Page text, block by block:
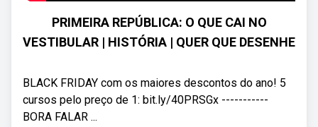
PRIMEIRA REPÚBLICA: O QUE CAI NO
VESTIBULAR | HISTÓRIA | QUER QUE DESENHE
BLACK FRIDAY com os maiores descontos do ano! 5
cursos pelo preço de 1: bit.ly/40PRSGx -----------
BORA FALAR ...